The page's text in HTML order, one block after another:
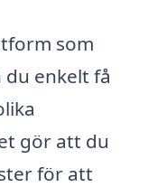
som
enkelt få
gör att du
för att